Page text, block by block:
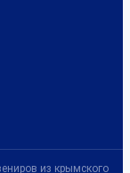
из крымского